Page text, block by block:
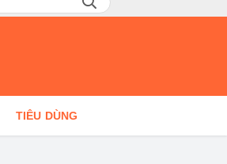
TIÊU DÙNG